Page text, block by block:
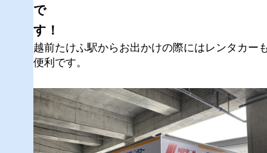
で
す！
越前たけふ駅からお出かけの際にはレンタカー
便利です。